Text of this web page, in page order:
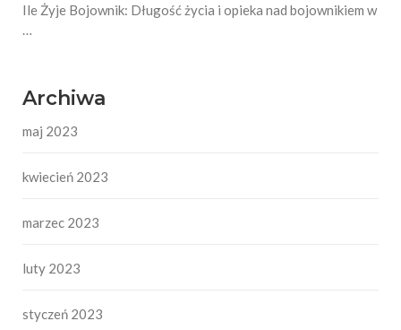
Ile Żyje Bojownik: Długość życia i opieka nad bojownikiem w
…
Archiwa
maj 2023
kwiecień 2023
marzec 2023
luty 2023
styczeń 2023